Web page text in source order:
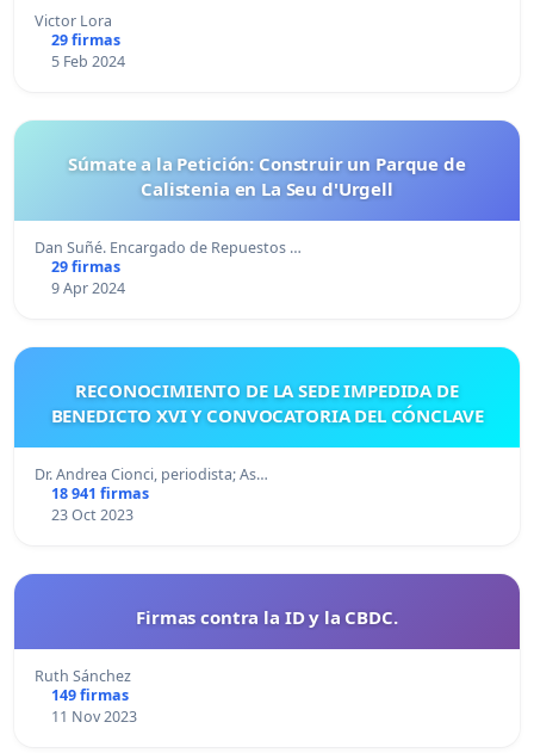
Victor Lora
29 firmas
5 Feb 2024
Súmate a la Petición: Construir un Parque de
Calistenia en La Seu d'Urgell
Dan Suñé. Encargado de Repuestos …
29 firmas
9 Apr 2024
RECONOCIMIENTO DE LA SEDE IMPEDIDA DE
BENEDICTO XVI Y CONVOCATORIA DEL CÓNCLAVE
Dr. Andrea Cionci, periodista; As…
18 941 firmas
23 Oct 2023
Firmas contra la ID y la CBDC.
Ruth Sánchez
149 firmas
11 Nov 2023